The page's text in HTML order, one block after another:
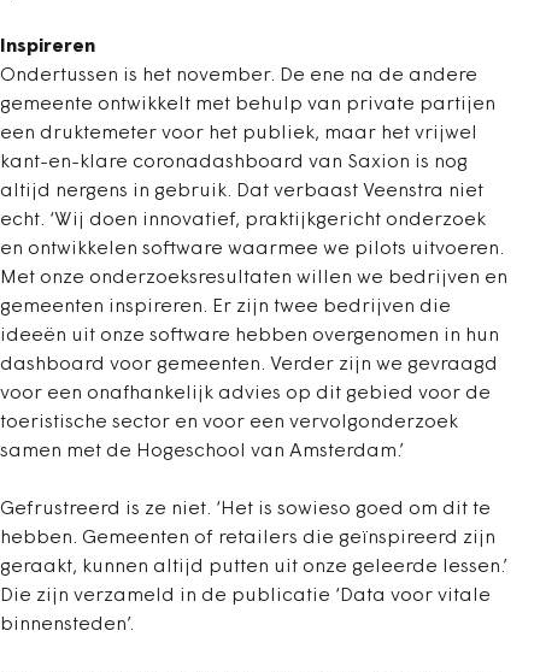
Inspireren
Ondertussen is het november. De ene na de andere
gemeente ontwikkelt met behulp van private partijen
een druktemeter voor het publiek, maar het vrijwel
kant-en-klare coronadashboard van Saxion is nog
altijd nergens in gebruik. Dat verbaast Veenstra niet
echt. ‘Wij doen innovatief, praktijkgericht onderzoek
en ontwikkelen software waarmee we pilots uitvoeren.
Met onze onderzoeksresultaten willen we bedrijven en
gemeenten inspireren. Er zijn twee bedrijven die
ideeën uit onze software hebben overgenomen in hun
dashboard voor gemeenten. Verder zijn we gevraagd
voor een onafhankelijk advies op dit gebied voor de
toeristische sector en voor een vervolgonderzoek
samen met de Hogeschool van Amsterdam.’
Gefrustreerd is ze niet. ‘Het is sowieso goed om dit te
hebben. Gemeenten of retailers die geïnspireerd zijn
geraakt, kunnen altijd putten uit onze geleerde lessen.’
Die zijn verzameld in de publicatie ‘Data voor vitale
binnensteden’.